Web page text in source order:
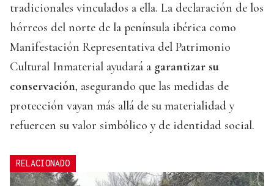
tradicionales vinculados a ella. La declaración de los
hórreos del norte de la península ibérica como
Manifestación Representativa del Patrimonio
Cultural Inmaterial ayudará a garantizar su
conservación, asegurando que las medidas de
protección vayan más allá de su materialidad y
refuercen su valor simbólico y de identidad social.
RELACIONADO